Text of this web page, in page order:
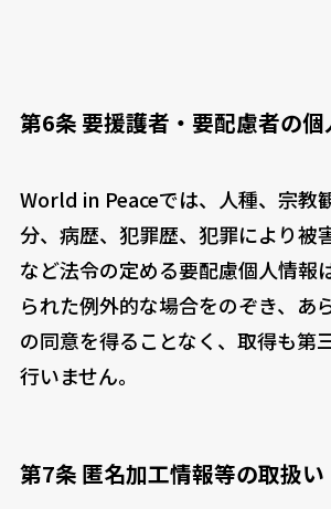
第6条 要援護者・要配慮者の
World in Peaceでは、人種、宗教
分、病歴、犯罪歴、犯罪により被
など法令の定める要配慮個人情報
られた例外的な場合をのぞき、あ
の同意を得ることなく、取得も第
行いません。
第7条 匿名加工情報等の取扱い